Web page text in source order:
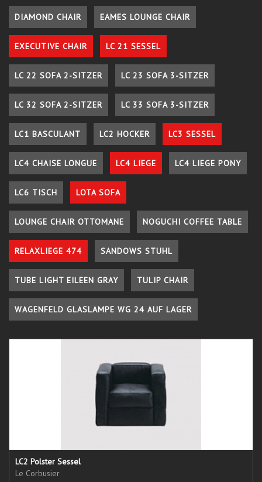
DIAMOND CHAIR EAMES LOUNGE CHAIR
EXECUTIVE CHAIR LC 21 SESSEL
LC 22 SOFA 2-SITZER LC 23 SOFA 3-SITZER
LC 32 SOFA 2-SITZER LC 33 SOFA 3-SITZER
LC1 BASCULANT LC2 HOCKER LC3 SESSEL
LC4 CHAISE LONGUE LC4 LIEGE LC4 LIEGE PONY
LC6 TISCH LOTA SOFA
LOUNGE CHAIR OTTOMANE NOGUCHI COFFEE TABLE
RELAXLIEGE 474 SANDOWS STUHL
TUBE LIGHT EILEEN GRAY TULIP CHAIR
WAGENFELD GLASLAMPE WG 24 AUF LAGER
LC2 Polster Sessel
Le Corbusier